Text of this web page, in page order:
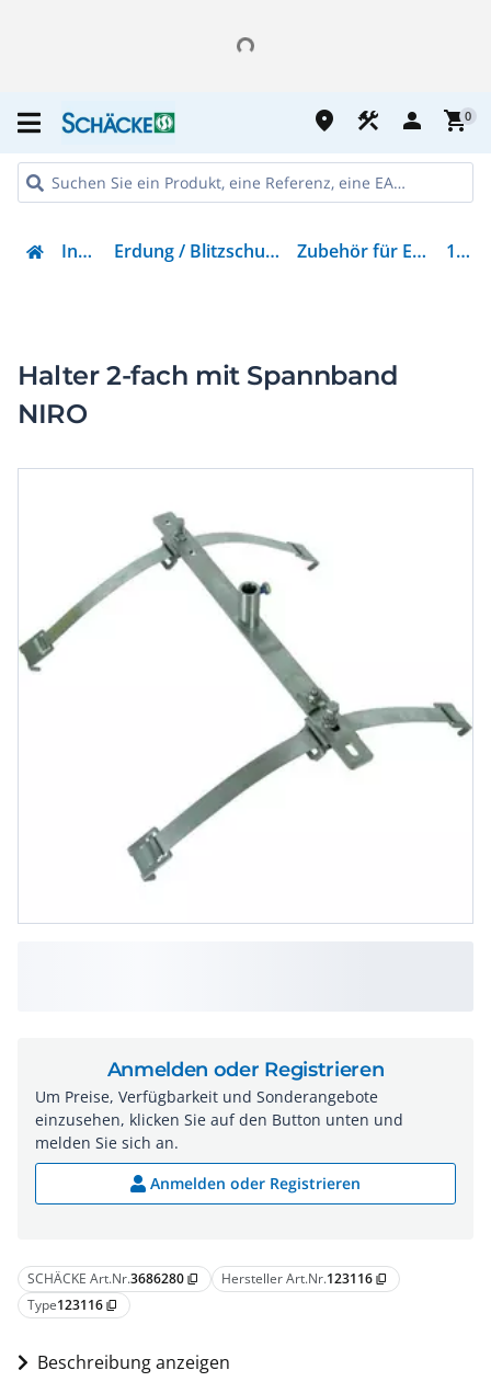
place construction person shopping_cart0
Installation Erdung / Blitzschutz / Überspannungsschutz Zubehör für Erdung und Blitzschutz 123116
Halter 2-fach mit Spannband
NIRO
SCHÄCKE Art.Nr.3686280 content_copy Hersteller Art.Nr.123116 content_copy
Type123116 content_copy
Beschreibung anzeigen
Anmelden oder Registrieren
Um Preise, Verfügbarkeit und Sonderangebote
einzusehen, klicken Sie auf den Button unten und
melden Sie sich an.
Anmelden oder Registrieren